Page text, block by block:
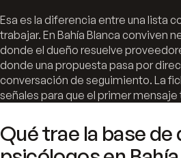
Esa es la diferencia entre una lista
trabajar. En Bahía Blanca conviven
donde el dueño resuelve
donde una propuesta pasa por
conversación de seguimiento. La
señales para que el primer
Qué trae la base de